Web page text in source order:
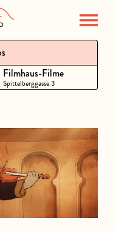
Filmhaus-Filme
Spittelberggasse 3